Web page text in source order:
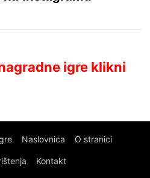
igre klikni
Naslovnica O stranici
Kontakt